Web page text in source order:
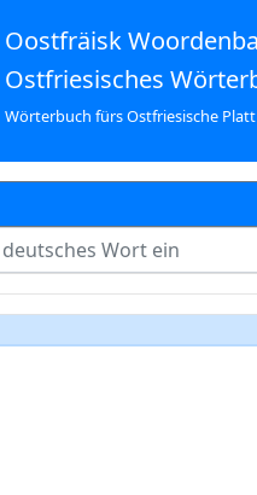
Oostfräisk
Ostfriesisches
Wörterbuch fürs Ostfriesische Platt